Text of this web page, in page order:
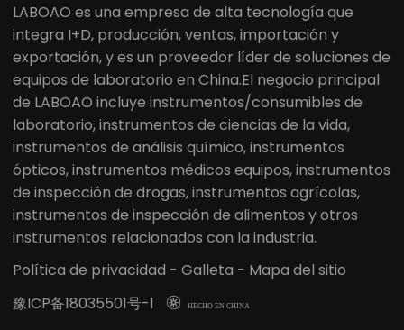
LABOAO es una empresa de alta tecnología que
integra I+D, producción, ventas, importación y
exportación, y es un proveedor líder de soluciones de
equipos de laboratorio en China.El negocio principal
de LABOAO incluye instrumentos/consumibles de
laboratorio, instrumentos de ciencias de la vida,
instrumentos de análisis químico, instrumentos
ópticos, instrumentos médicos equipos, instrumentos
de inspección de drogas, instrumentos agrícolas,
instrumentos de inspección de alimentos y otros
instrumentos relacionados con la industria.
Política de privacidad - Galleta - Mapa del sitio
豫ICP备18035501号-1
 HECHO EN CHINA